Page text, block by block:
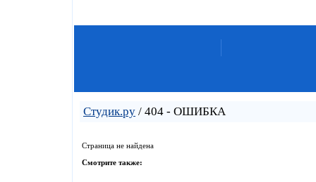
Студик.ру / 404 - ОШИБКА
Страница не найдена
Смотрите также: